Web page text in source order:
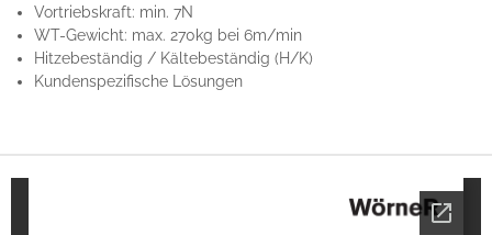
Vortriebskraft: min. 7N
WT-Gewicht: max. 270kg bei 6m/min
Hitzebeständig / Kältebeständig (H/K)
Kundenspezifische Lösungen